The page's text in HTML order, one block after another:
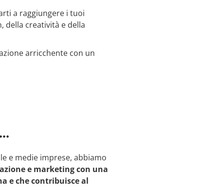
a raggiungere i tuoi
della creatività e della
arricchente con un
e medie imprese, abbiamo
e marketing con una
e che contribuisce al